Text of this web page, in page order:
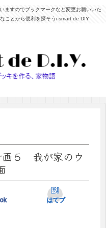
ますのでブックマークなど変更お願いいた
ことから便利を探そうi-smart de DIY
画５ 我が家のウ
はてブ